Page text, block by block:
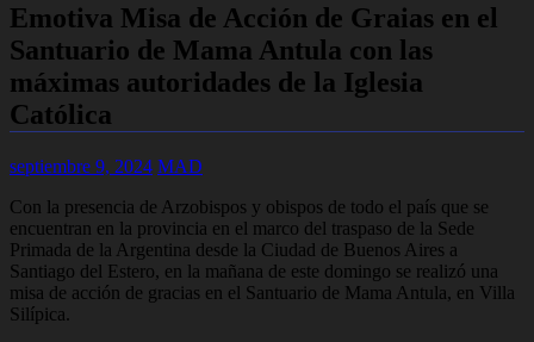
Emotiva Misa de Acción de Graias en el
Santuario de Mama Antula con las
máximas autoridades de la Iglesia
Católica
septiembre 9, 2024 MAD
Con la presencia de Arzobispos y obispos de todo el país que se
encuentran en la provincia en el marco del traspaso de la Sede
Primada de la Argentina desde la Ciudad de Buenos Aires a
Santiago del Estero, en la mañana de este domingo se realizó una
misa de acción de gracias en el Santuario de Mama Antula, en Villa
Silípica.